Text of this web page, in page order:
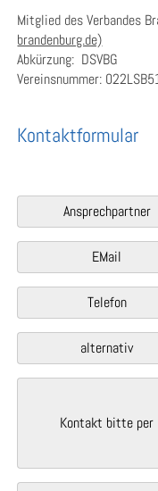
Mitglied des Verbandes
brandenburg.de)
Abkürzung: DSVBG
Vereinsnummer:
Kontaktformular
Ansprechpartner
EMail
Telefon
alternativ
Kontakt bitte per